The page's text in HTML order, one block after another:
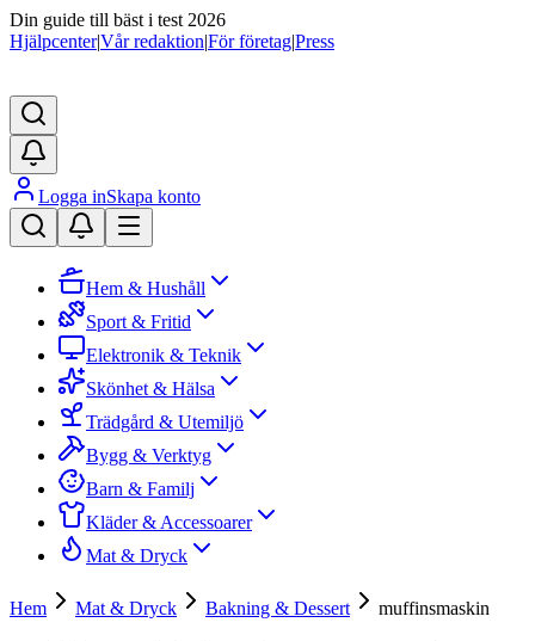
Din guide till bäst i test 2026
Hjälpcenter|Vår redaktion|För företag|Press
Logga inSkapa konto
Hem & Hushåll
Sport & Fritid
Elektronik & Teknik
Skönhet & Hälsa
Trädgård & Utemiljö
Bygg & Verktyg
Barn & Familj
Kläder & Accessoarer
Mat & Dryck
Hem Mat & Dryck Bakning & Dessert muffinsmaskin